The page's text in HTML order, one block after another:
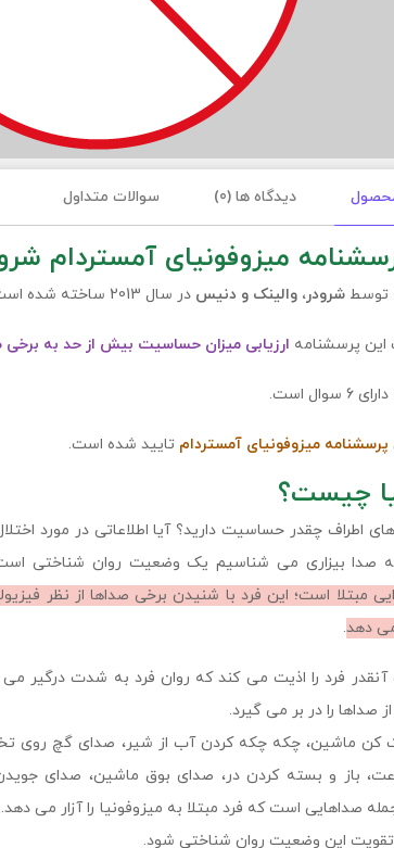
دیدگاه ها (0) سوالات متداول
میزوفونیای آمستردام
توسط شرودر، والینک و دنیس در سال 2013 ساخته شده است.
پرسشنامه ارزیابی میزان حساسیت بیش از حد به برخی
است.
پرسشنامه میزوفونیای آمستردام تایید شده است.
چیست؟
اطراف چقدر حساسیت دارید؟ آیا اطلاعاتی در مورد
صدا بیزاری می شناسیم یک وضعیت روان شناختی
مبتلا است؛ این فرد با شنیدن برخی صداها از نظر
دهد.
آنقدر فرد را اذیت می کند که روان فرد به شدت درگیر
صداها را در بر می گیرد.
کن ماشین، چکه چکه کردن آب از شیر، صدای گچ روی
باز و بسته کردن در، صدای بوق ماشین، صدای
صداهایی است که فرد مبتلا به میزوفونیا را آزار می
تقویت این وضعیت روان شناختی شود.